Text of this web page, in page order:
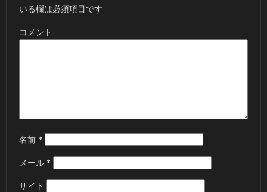
いる欄は必須項目です
コメント
名前 *
メール *
サイト